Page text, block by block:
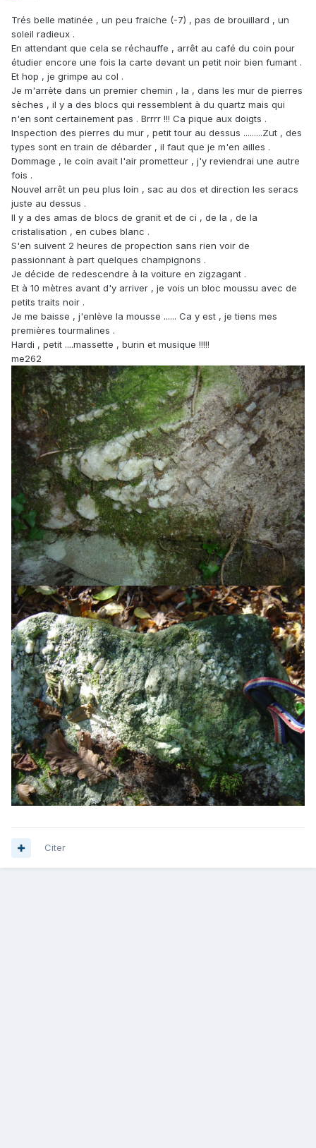
Trés belle matinée , un peu fraiche (-7) , pas de brouillard , un
soleil radieux .
En attendant que cela se réchauffe , arrêt au café du coin pour
étudier encore une fois la carte devant un petit noir bien fumant .
Et hop , je grimpe au col .
Je m'arrète dans un premier chemin , la , dans les mur de pierres
sèches , il y a des blocs qui ressemblent à du quartz mais qui
n'en sont certainement pas . Brrrr !!! Ca pique aux doigts .
Inspection des pierres du mur , petit tour au dessus .........Zut , des
types sont en train de débarder , il faut que je m'en ailles .
Dommage , le coin avait l'air prometteur , j'y reviendrai une autre
fois .
Nouvel arrêt un peu plus loin , sac au dos et direction les seracs
juste au dessus .
Il y a des amas de blocs de granit et de ci , de la , de la
cristalisation , en cubes blanc .
S'en suivent 2 heures de propection sans rien voir de
passionnant à part quelques champignons .
Je décide de redescendre à la voiture en zigzagant .
Et à 10 mètres avant d'y arriver , je vois un bloc moussu avec de
petits traits noir .
Je me baisse , j'enlève la mousse ...... Ca y est , je tiens mes
premières tourmalines .
Hardi , petit ....massette , burin et musique !!!!!
me262
Citer